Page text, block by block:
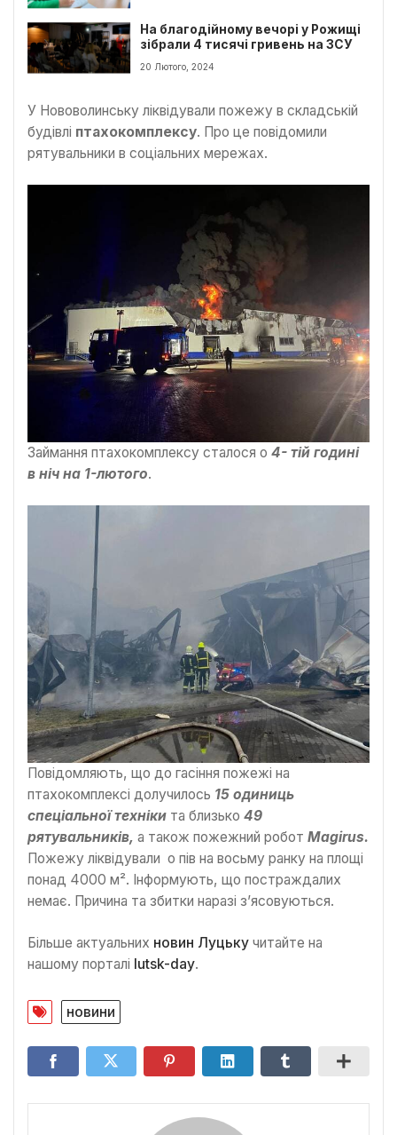
На благодійному вечорі у Рожищі
зібрали 4 тисячі гривень на ЗСУ
20 Лютого, 2024
У Нововолинську ліквідували пожежу в складській
будівлі птахокомплексу. Про це повідомили
рятувальники в соціальних мережах.
Займання птахокомплексу сталося о 4- тій годині
в ніч на 1-лютого.
Повідомляють, що до гасіння пожежі на
птахокомплексі долучилось 15 одиниць
спеціальної техніки та близько 49
рятувальників, а також пожежний робот Magirus.
Пожежу ліквідували о пів на восьму ранку на площі
понад 4000 м². Інформують, що постраждалих
немає. Причина та збитки наразі з’ясовуються.
Більше актуальних новин Луцьку читайте на
нашому порталі lutsk-day.
новини